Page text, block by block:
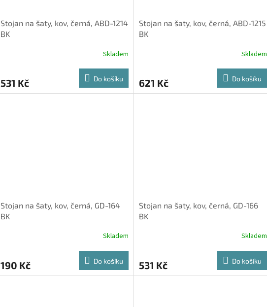
Stojan na šaty, kov, černá, ABD-1214
BK
Skladem
531 Kč Do košíku
Stojan na šaty, kov, černá, ABD-1215
BK
Skladem
621 Kč Do košíku
Stojan na šaty, kov, černá, GD-164
BK
Skladem
190 Kč Do košíku
Stojan na šaty, kov, černá, GD-166
BK
Skladem
531 Kč Do košíku